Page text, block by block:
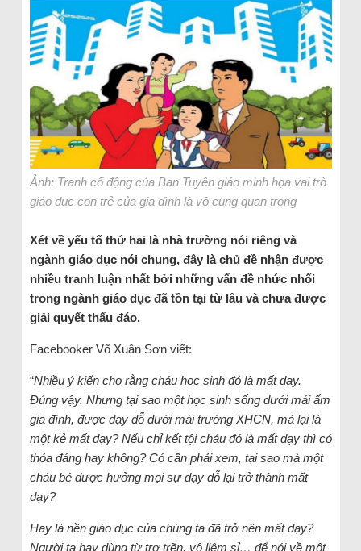
Ảnh: Tranh cổ động của Ban Tuyên giáo minh họa vai trò
giáo dục con trẻ của gia đình là vô cùng quan trọng
Xét về yếu tố thứ hai là nhà trường nói riêng và
ngành giáo dục nói chung, đây là chủ đề nhận được
nhiều tranh luận nhất bởi những vấn đề nhức nhối
trong ngành giáo dục đã tồn tại từ lâu và chưa được
giải quyết thấu đáo.
Facebooker Võ Xuân Sơn viết:
“Nhiều ý kiến cho rằng cháu học sinh đó là mất dạy.
Đúng vậy. Nhưng tại sao một học sinh sống dưới mái ấm
gia đình, được dạy dỗ dưới mái trường XHCN, mà lại là
một kẻ mất dạy? Nếu chỉ kết tội cháu đó là mất dạy thì có
thỏa đáng hay không? Có cần phải xem, tại sao mà một
cháu bé được hưởng mọi sự dạy dỗ lại trở thành mất
dạy?
Hay là nền giáo dục của chúng ta đã trở nên mất dạy?
Người ta hay dùng từ trơ trẽn, vô liêm sỉ… để nói về một